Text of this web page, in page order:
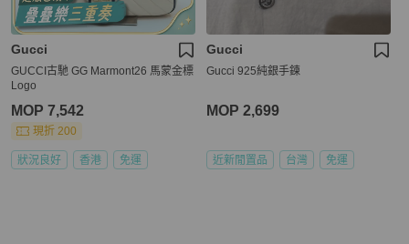
Gucci
GUCCI古馳 GG Marmont26 馬蒙金標
Logo
MOP 7,542
現折 200
狀況良好 香港 免運
Gucci
Gucci 925純銀手鍊
MOP 2,699
近新閒置品 台灣 免運